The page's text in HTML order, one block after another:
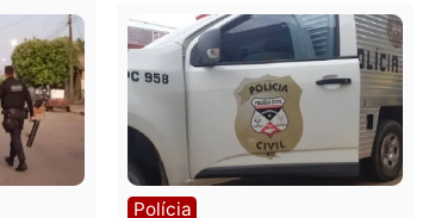
apresenta
na
Polícia
Polícia Federal apreende 400
quilos de drogas e prende
motorista em RO
sexta-feira, 07/08/2026 às 09:40